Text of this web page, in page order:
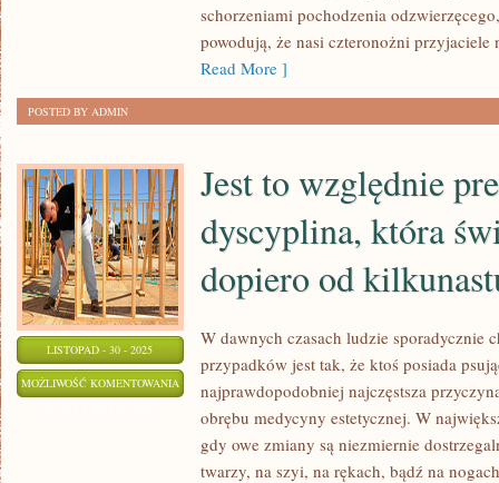
PRZENIKA
NIEOMALŻE
schorzeniami pochodzenia
powodują, że nasi czteronożni przyjaciele
Read More ]
POSTED BY ADMIN
LISTOPAD - 30 - 2025
MOŻLIWOŚĆ KOMENTOWANIA
WZGLĘDNIE
PREKURSORSKA
Jest to względnie
dyscyplina, która
dopiero od
W dawnych czasach ludzie sporadycznie
przypadków jest tak, że ktoś posiada
najprawdopodobniej najczęstsza
obrębu medycyny estetycznej. W
gdy owe zmiany są niezmiernie
twarzy, na szyi, na rękach, bądź na